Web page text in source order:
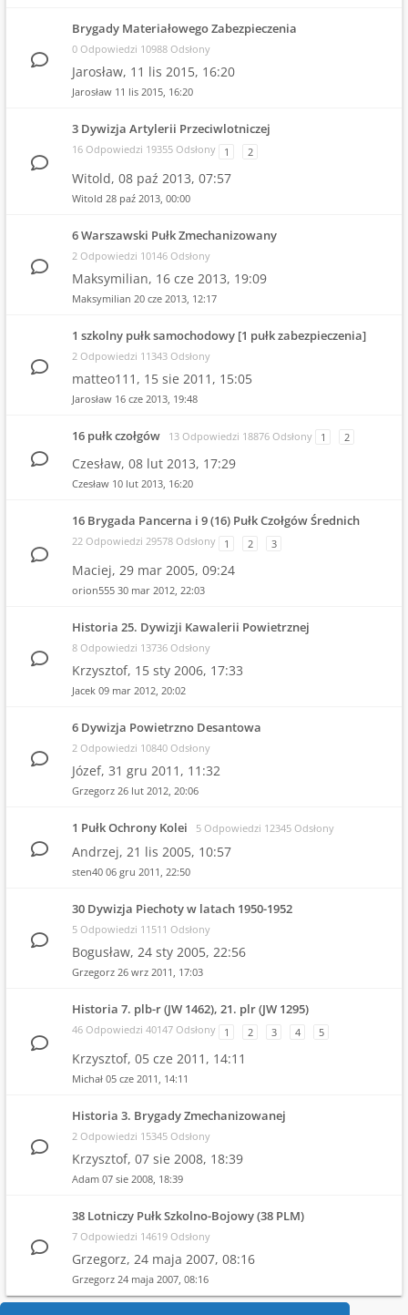
Brygady Materiałowego Zabezpieczenia
0 Odpowiedzi 10988 Odsłony
Jarosław, 11 lis 2015, 16:20
Jarosław 11 lis 2015, 16:20
3 Dywizja Artylerii Przeciwlotniczej
16 Odpowiedzi 19355 Odsłony 1 2
Witold, 08 paź 2013, 07:57
Witold 28 paź 2013, 00:00
6 Warszawski Pułk Zmechanizowany
2 Odpowiedzi 10146 Odsłony
Maksymilian, 16 cze 2013, 19:09
Maksymilian 20 cze 2013, 12:17
1 szkolny pułk samochodowy [1 pułk zabezpieczenia]
2 Odpowiedzi 11343 Odsłony
matteo111, 15 sie 2011, 15:05
Jarosław 16 cze 2013, 19:48
16 pułk czołgów 13 Odpowiedzi 18876 Odsłony 1 2
Czesław, 08 lut 2013, 17:29
Czesław 10 lut 2013, 16:20
16 Brygada Pancerna i 9 (16) Pułk Czołgów Średnich
22 Odpowiedzi 29578 Odsłony 1 2 3
Maciej, 29 mar 2005, 09:24
orion555 30 mar 2012, 22:03
Historia 25. Dywizji Kawalerii Powietrznej
8 Odpowiedzi 13736 Odsłony
Krzysztof, 15 sty 2006, 17:33
Jacek 09 mar 2012, 20:02
6 Dywizja Powietrzno Desantowa
2 Odpowiedzi 10840 Odsłony
Józef, 31 gru 2011, 11:32
Grzegorz 26 lut 2012, 20:06
1 Pułk Ochrony Kolei 5 Odpowiedzi 12345 Odsłony
Andrzej, 21 lis 2005, 10:57
sten40 06 gru 2011, 22:50
30 Dywizja Piechoty w latach 1950-1952
5 Odpowiedzi 11511 Odsłony
Bogusław, 24 sty 2005, 22:56
Grzegorz 26 wrz 2011, 17:03
Historia 7. plb-r (JW 1462), 21. plr (JW 1295)
46 Odpowiedzi 40147 Odsłony 1 2 3 4 5
Krzysztof, 05 cze 2011, 14:11
Michał 05 cze 2011, 14:11
Historia 3. Brygady Zmechanizowanej
2 Odpowiedzi 15345 Odsłony
Krzysztof, 07 sie 2008, 18:39
Adam 07 sie 2008, 18:39
38 Lotniczy Pułk Szkolno-Bojowy (38 PLM)
7 Odpowiedzi 14619 Odsłony
Grzegorz, 24 maja 2007, 08:16
Grzegorz 24 maja 2007, 08:16